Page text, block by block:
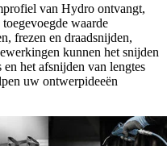
van Hydro ontvangt,
waarde
frezen en draadsnijden,
kunnen het snijden
het afsnijden van lengtes
uw ontwerpideeën